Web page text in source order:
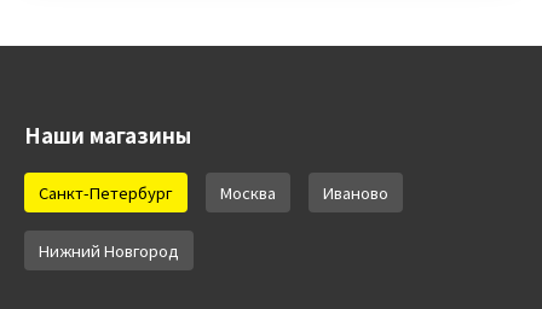
Наши магазины
Санкт-Петербург Москва Иваново
Нижний Новгород